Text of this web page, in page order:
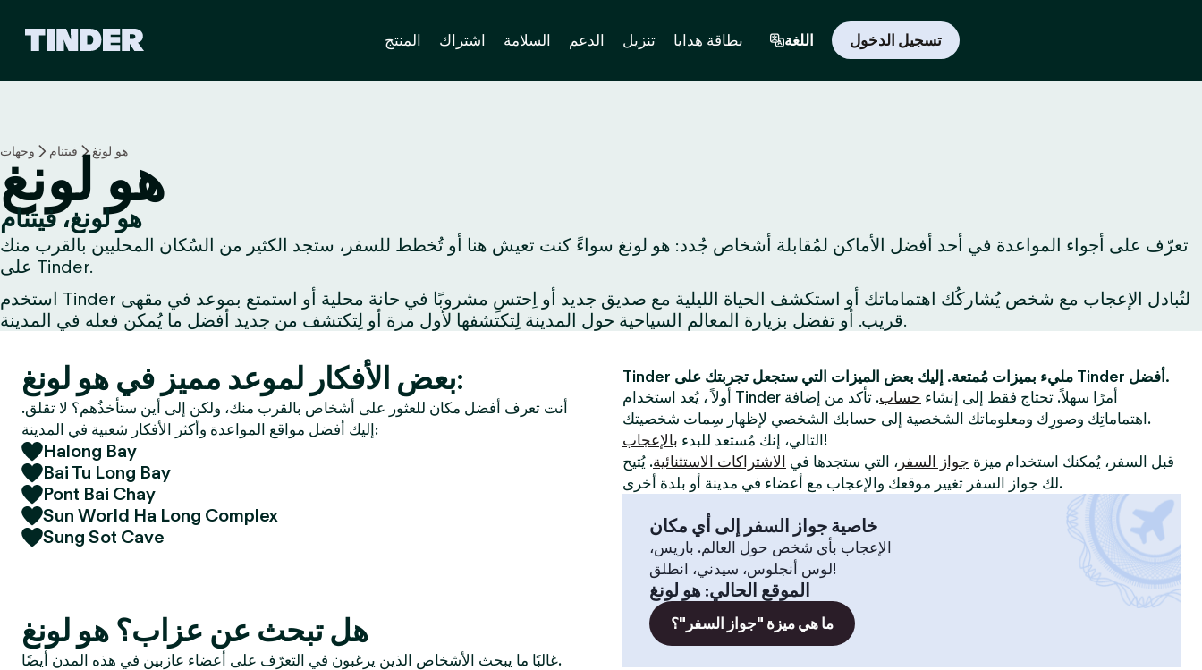
ل
ر
ئ
ل
ـ
n
d
e
r
المنتج اشتراك السلامة الدعم تنزيل بطاقة هدايا اللغة تسجيل الدخول
وجهات فيتنام هو لونغ
هو لونغ
هو لونغ، فيتنام
تعرّف على أجواء المواعدة في أحد أفضل الأماكن لمُقابلة أشخاص جُدد: هو لونغ سواءً كنت تعيش هنا أو تُخطط للسفر، ستجد الكثير من السُكان المحليين بالقرب منك
على Tinder.
استخدم Tinder لتُبادل الإعجاب مع شخص يُشاركُك اهتماماتك أو استكشف الحياة الليلية مع صديق جديد أو اِحتسِ مشروبًا في حانة محلية أو استمتع بموعد في مقهى
قريب. أو تفضل بزيارة المعالم السياحية حول المدينة لِتكتشفها لأول مرة أو لِتكتشف من جديد أفضل ما يُمكن فعله في المدينة.
بعض الأفكار لموعد مميز في هو لونغ:
أنت تعرف أفضل مكان للعثور على أشخاص بالقرب منك، ولكن إلى أين ستأخذُهم؟ لا تقلق.
إليك أفضل مواقع المواعدة وأكثر الأفكار شعبية في المدينة:
Halong Bay
Bai Tu Long Bay
Pont Bai Chay
Sun World Ha Long Complex
Sung Sot Cave
هل تبحث عن عزاب؟ هو لونغ
غالبًا ما يبحث الأشخاص الذين يرغبون في التعرّف على أعضاء عازبين في هذه المدن أيضًا.
Tinder مليء بميزات مُمتعة. إليك بعض الميزات التي ستجعل تجربتك على Tinder أفضل.
أولاً ، يُعد استخدام Tinder أمرًا سهلاً. تحتاج فقط إلى إنشاء حساب. تأكد من إضافة
اهتماماتِك وصورِك ومعلوماتك الشخصية إلى حسابك الشخصي لإظهار سِمات شخصيتك.
التالي، إنك مُستعد للبدء بالإعجاب
!
قبل السفر، يُمكنك استخدام ميزة جواز السفر ، التي ستجدها في الاشتراكات الاستثنائية. يُتيح
لك جواز السفر تغيير موقعك والإعجاب مع أعضاء في مدينة أو بلدة أخرى.
خاصية جواز السفر إلى أي مكان
الإعجاب بأي شخص حول العالم. باريس،
لوس أنجلوس، سيدني، انطلق!
الموقع الحالي: هو لونغ
ما هي ميزة "جواز السفر"؟